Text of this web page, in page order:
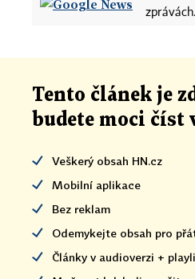
zprávách.
Tento článek je
budete moci číst
Veškerý obsah HN.cz
Mobilní aplikace
Bez reklam
Odemykejte obsah pro
Články v audioverzi +